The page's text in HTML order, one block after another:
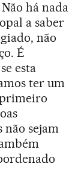
há nada
a saber
não
É
esta
ter um
primeiro
não sejam